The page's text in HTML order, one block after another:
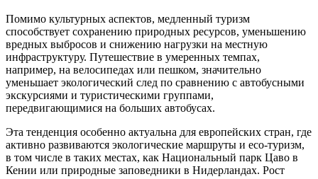
Помимо культурных аспектов, медленный туризм
способствует сохранению природных ресурсов, уменьшению
вредных выбросов и снижению нагрузки на местную
инфраструктуру. Путешествие в умеренных темпах,
например, на велосипедах или пешком, значительно
уменьшает экологический след по сравнению с автобусными
экскурсиями и туристическими группами,
передвигающимися на больших автобусах.
Эта тенденция особенно актуальна для европейских стран, где
активно развиваются экологические маршруты и eco-туризм,
в том числе в таких местах, как Национальный парк Цаво в
Кении или природные заповедники в Нидерландах. Рост